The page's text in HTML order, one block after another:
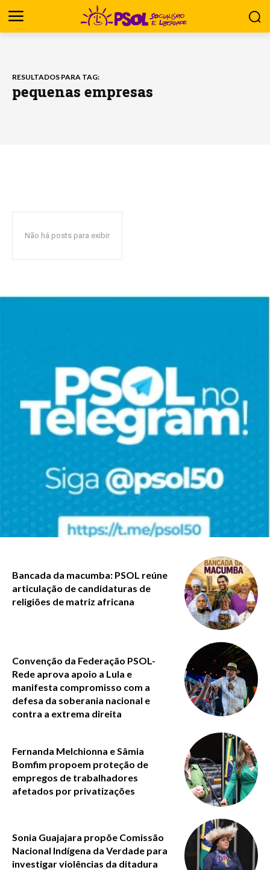
RESULTADOS PARA TAG:
pequenas empresas
Não há posts para exibir
Bancada da macumba: PSOL reúne
articulação de candidaturas de
religiões de matriz africana
Convenção da Federação PSOL-
Rede aprova apoio a Lula e
manifesta compromisso com a
defesa da soberania nacional e
contra a extrema direita
Fernanda Melchionna e Sâmia
Bomfim propoem proteção de
empregos de trabalhadores
afetados por privatizações
Sonia Guajajara propõe Comissão
Nacional Indígena da Verdade para
investigar violências da ditadura